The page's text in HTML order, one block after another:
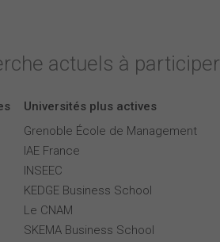
actuels à participer
Universités plus actives
Grenoble École de Management
IAE France
INSEEC
KEDGE Business School
Le CNAM
SKEMA Business School